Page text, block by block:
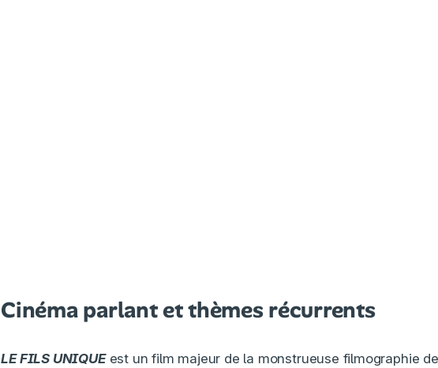
Cinéma parlant et thèmes récurrents
LE FILS UNIQUEest un film majeur de la monstrueuse filmographie de